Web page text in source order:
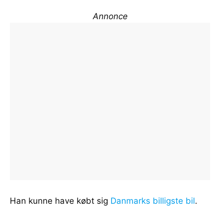
Annonce
Han kunne have købt sig Danmarks billigste bil.